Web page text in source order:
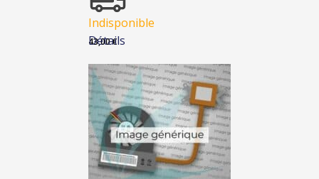
Détails
Indisponible
43,00€